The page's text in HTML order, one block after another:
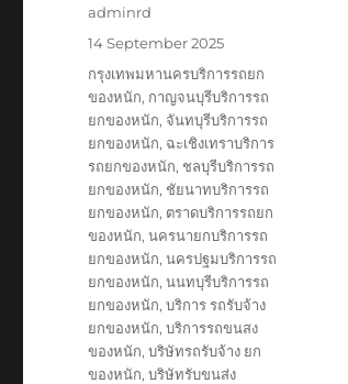
Author
adminrd
Posted
14 September 2025
Tags
กรุงเทพมหานครบริการรถยก
ของหนัก, กาญจนบุรีบริการรถ
ยกของหนัก, จันทบุรีบริการรถ
ยกของหนัก, ฉะเชิงเทราบริการ
รถยกของหนัก, ชลบุรีบริการรถ
ยกของหนัก, ชัยนาทบริการรถ
ยกของหนัก, ตราดบริการรถยก
ของหนัก,นครนายกบริการรถ
ยกของหนัก,นครปฐมบริการรถ
ยกของหนัก,นนทบุรีบริการรถ
ยกของหนัก,บริการ รถรับจ้าง
ยกของหนัก,บริการรถขนสง
ของหนัก,บริษัทรถรับจ้าง ยก
ของหนัก,บริษัทรับขนส่ง